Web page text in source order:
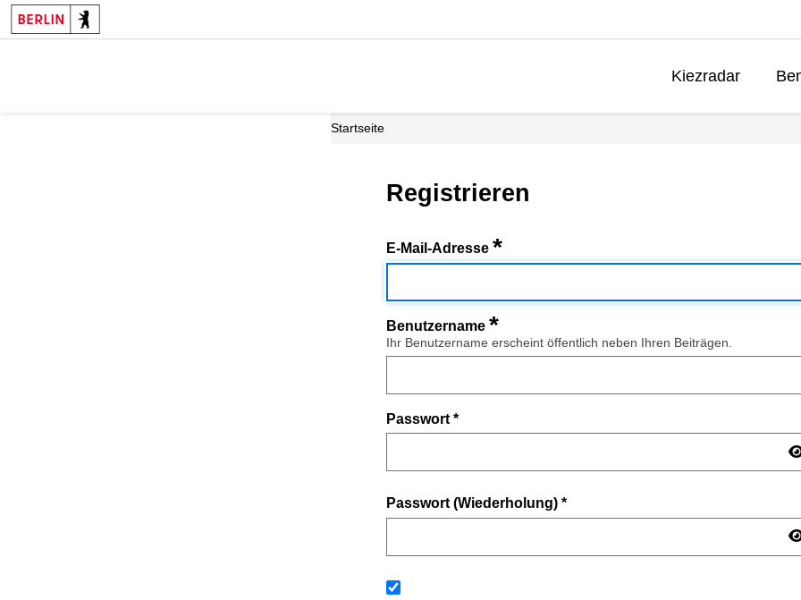
Kiezradar
Startseite
Registrieren
E-Mail-Adresse *
Benutzername *
Ihr Benutzername erscheint öffentlich neben Ihren Beiträgen.
Passwort *
Passwort (Wiederholung) *